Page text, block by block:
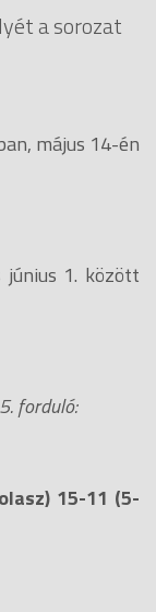
a sorozat
május 14-én
1. között
forduló:
15-11 (5-